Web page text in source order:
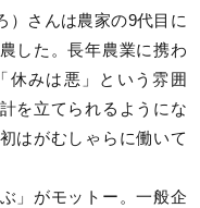
）さんは農家の9代目に
した。長年農業に携わ
休みは悪」という雰囲
を立てられるようにな
はがむしゃらに働いて
」がモットー。一般企